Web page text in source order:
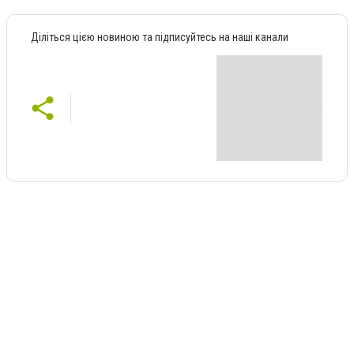
Діліться цією новиною та підписуйтесь на наші канали